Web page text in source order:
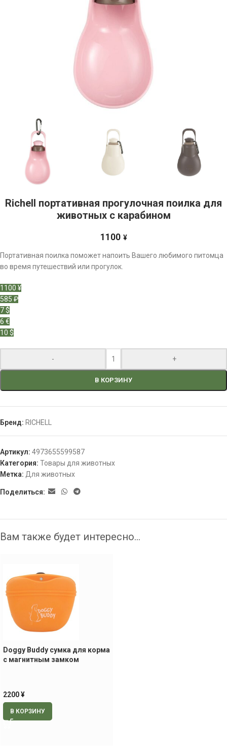
Richell портативная прогулочная поилка для
животных с карабином
1100 ¥
Портативная поилка поможет напоить Вашего любимого питомца
во время путешествий или прогулок.
1100 ¥
585 ₽
7 $
6 €
10 $
- +
В КОРЗИНУ
Бренд: RICHELL
Артикул: 4973655599587
Категория: Товары для животных
Метка: Для животных
Поделиться:
Вам также будет интересно…
Doggy Buddy сумка для корма
с магнитным замком
2200¥
В КОРЗИНУ